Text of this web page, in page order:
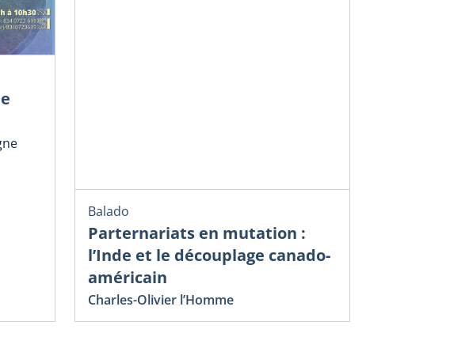
Balado
Parternariats en mutation :
l’Inde et le découplage canado-
américain
Charles-Olivier l’Homme